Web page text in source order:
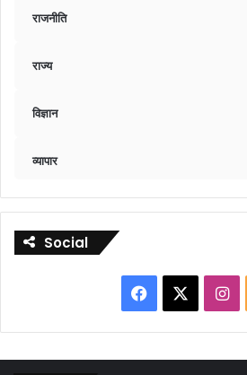
राजनीति
राज्य
विज्ञान
व्यापार
Social
Facebook